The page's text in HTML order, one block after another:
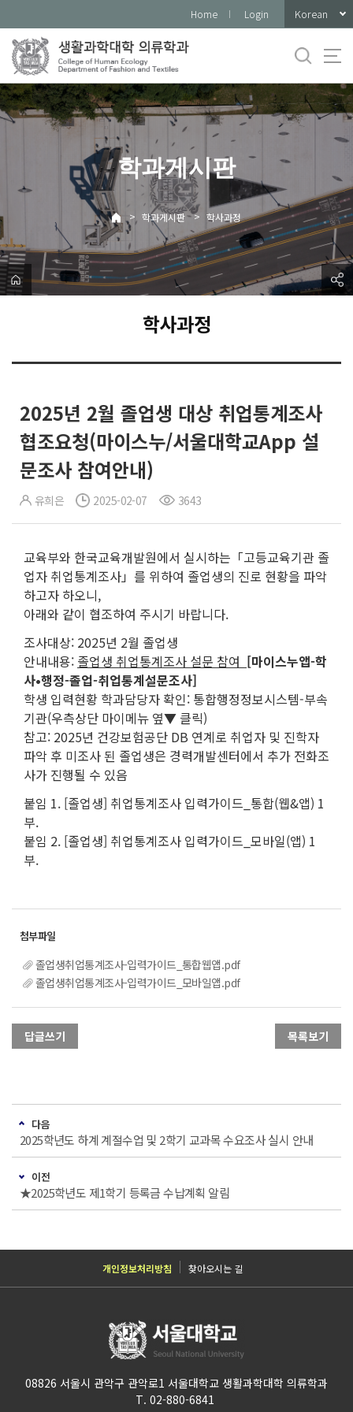
로
메
뉴
Home Login Korean
학과게시판
> 학과게시판 > 학사과정
학사과정
2025년 2월 졸업생 대상 취업통계조사
협조요청(마이스누/서울대학교App 설
문조사 참여안내)
유희은 2025-02-07 3643
교육부와 한국교육개발원에서 실시하는「고등교육기관 졸
업자 취업통계조사」를 위하여 졸업생의 진로 현황을 파악
하고자 하오니,
아래와 같이 협조하여 주시기 바랍니다.
조사대상: 2025년 2월 졸업생
안내내용: 졸업생 취업통계조사 설문 참여 [마이스누앱-학
사•행정-졸업-취업통계설문조사]
학생 입력현황 학과담당자 확인: 통합행정정보시스템-부속
기관(우측상단 마이메뉴 옆▼ 클릭)
참고: 2025년 건강보험공단 DB 연계로 취업자 및 진학자
파악 후 미조사 된 졸업생은 경력개발센터에서 추가 전화조
사가 진행될 수 있음
붙임 1. [졸업생] 취업통계조사 입력가이드_통합(웹&앱) 1
부.
붙임 2. [졸업생] 취업통계조사 입력가이드_모바일(앱) 1
부.
졸업생취업통계조사-입력가이드_통합웹앱.pdf
졸업생취업통계조사-입력가이드_모바일앱.pdf
답글쓰기 목록보기
다음
2025학년도 하계 계절수업 및 2학기 교과목 수요조사 실시 안내
이전
★2025학년도 제1학기 등록금 수납계획 알림
개인정보처리방침 찾아오시는 길
08826 서울시 관악구 관악로1 서울대학교 생활과학대학 의류학과
T. 02-880-6841